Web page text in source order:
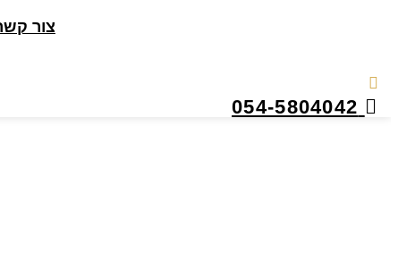
צור
054-5804042